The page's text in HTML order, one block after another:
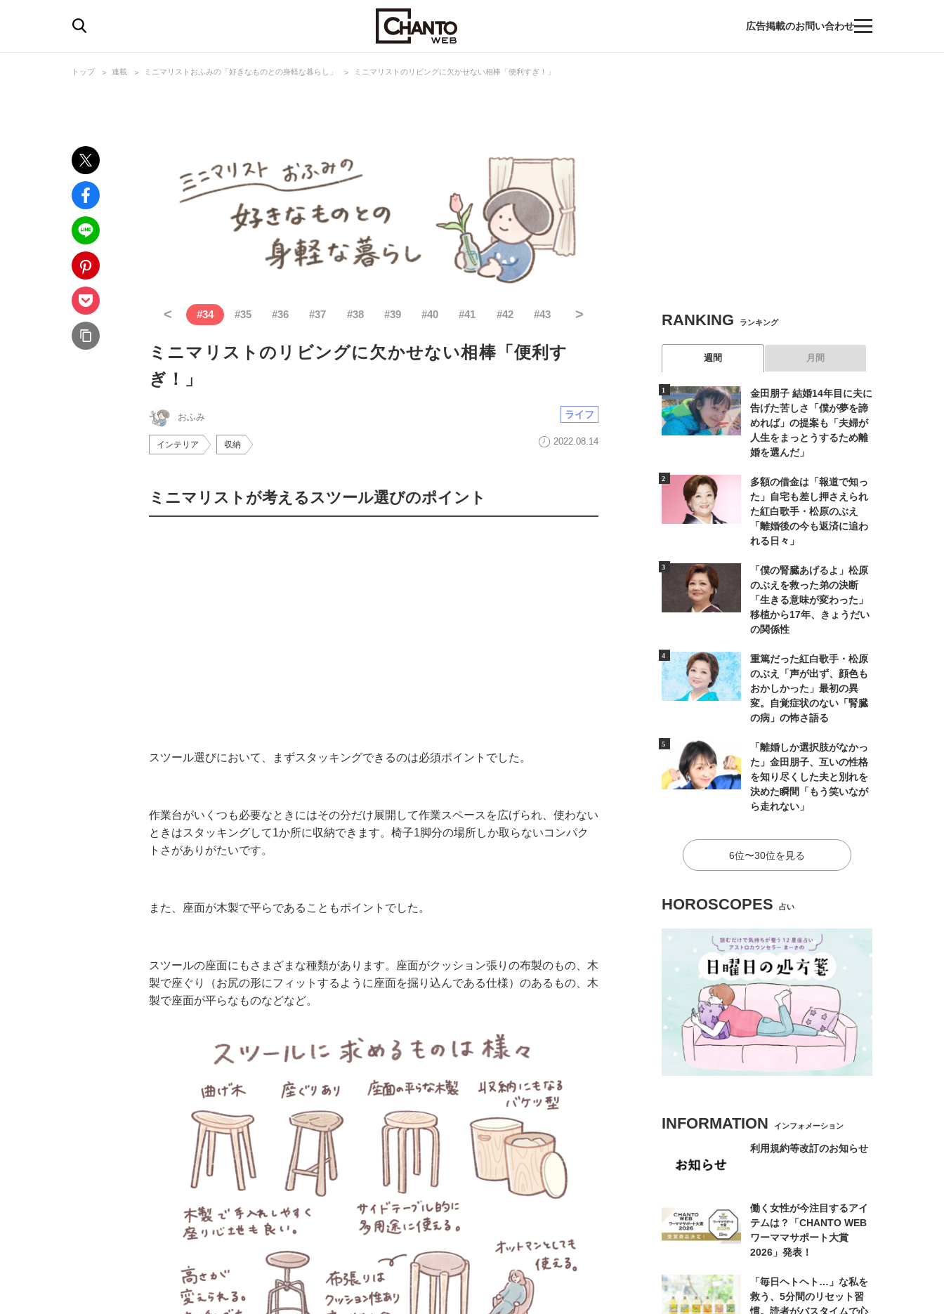
広告掲載のお問い合わせ
トップ 連載 ミニマリストおふみの「好きなものとの身軽な暮らし」 ミニマリストのリビングに欠かせない相棒「便利すぎ！」
< #34 #35 #36 #37 #38 #39 #40 #41 #42 #43 >
ミニマリストのリビングに欠かせない相棒「便利す
ぎ！」
おふみ ライフ
インテリア 収納 2022.08.14
ミニマリストが考えるスツール選びのポイント
スツール選びにおいて、まずスタッキングできるのは必須ポイントでした。
作業台がいくつも必要なときにはその分だけ展開して作業スペースを広げられ、使わない
ときはスタッキングして1か所に収納できます。椅子1脚分の場所しか取らないコンパク
トさがありがたいです。
また、座面が木製で平らであることもポイントでした。
スツールの座面にもさまざまな種類があります。座面がクッション張りの布製のもの、木
製で座ぐり（お尻の形にフィットするように座面を掘り込んである仕様）のあるもの、木
製で座面が平らなものなどなど。
RANKING ランキング
週間 月間
金田朋子 結婚14年目に夫に
告げた苦しさ「僕が夢を諦
めれば」の提案も「夫婦が
人生をまっとうするため離
婚を選んだ」
多額の借金は「報道で知っ
た」自宅も差し押さえられ
た紅白歌手・松原のぶえ
「離婚後の今も返済に追わ
れる日々」
「僕の腎臓あげるよ」松原
のぶえを救った弟の決断
「生きる意味が変わった」
移植から17年、きょうだい
の関係性
重篤だった紅白歌手・松原
のぶえ「声が出ず、顔色も
おかしかった」最初の異
変。自覚症状のない「腎臓
の病」の怖さ語る
「離婚しか選択肢がなかっ
た」金田朋子、互いの性格
を知り尽くした夫と別れを
決めた瞬間「もう笑いなが
ら走れない」
6位〜30位を見る
HOROSCOPES 占い
INFORMATION インフォメーション
利用規約等改訂のお知らせ
働く女性が今注目するアイ
テムは？「CHANTO WEB
ワーママサポート大賞
2026」発表！
「毎日ヘトヘト…」な私を
救う、5分間のリセット習
慣。読者がバスタイムで心